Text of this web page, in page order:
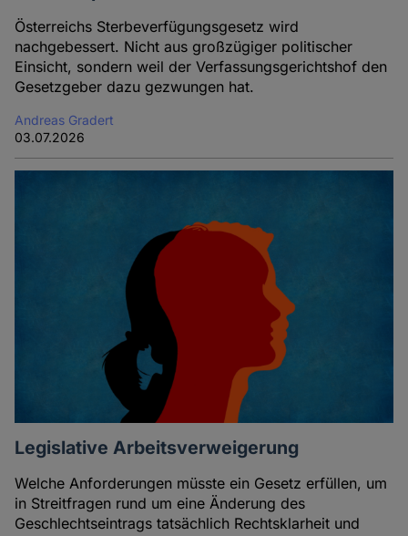
Österreichs Sterbeverfügungsgesetz wird
nachgebessert. Nicht aus großzügiger politischer
Einsicht, sondern weil der Verfassungsgerichtshof den
Gesetzgeber dazu gezwungen hat.
Andreas Gradert
03.07.2026
Legislative Arbeitsverweigerung
Welche Anforderungen müsste ein Gesetz erfüllen, um
in Streitfragen rund um eine Änderung des
Geschlechtseintrags tatsächlich Rechtsklarheit und
Cookies